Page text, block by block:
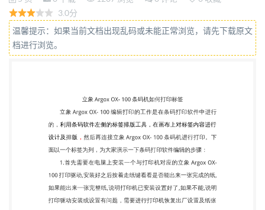
标签内容进行 设计及排版，然后再连接立象 Argox
OX- 100 条码机进行打印。下 面以一个标签为列，为
大家演示一下条码打印软件编辑的步骤： 1.首先需要
完成的纸, 如果能出来一张完整纸,说明打印机已安装
设置好了,如果不能,说明 打印驱动安装或设置有问
题，需要进行打印机恢复出厂设置及纸张 自校验设
置。可以根据你的打印机型号,在网上搜一下对应的出
厂设 置及自校验方法。 2.打开条码打印软件，点击新
建，在文档设置-打印机纸张及类 型中，打印机选择
Argox OX- 100 条码机。在纸张中，自定义设置 一下
3.0分
温馨提示：如果当前文档出现乱码或未能正常浏览，请先下载原文
档进行浏览。